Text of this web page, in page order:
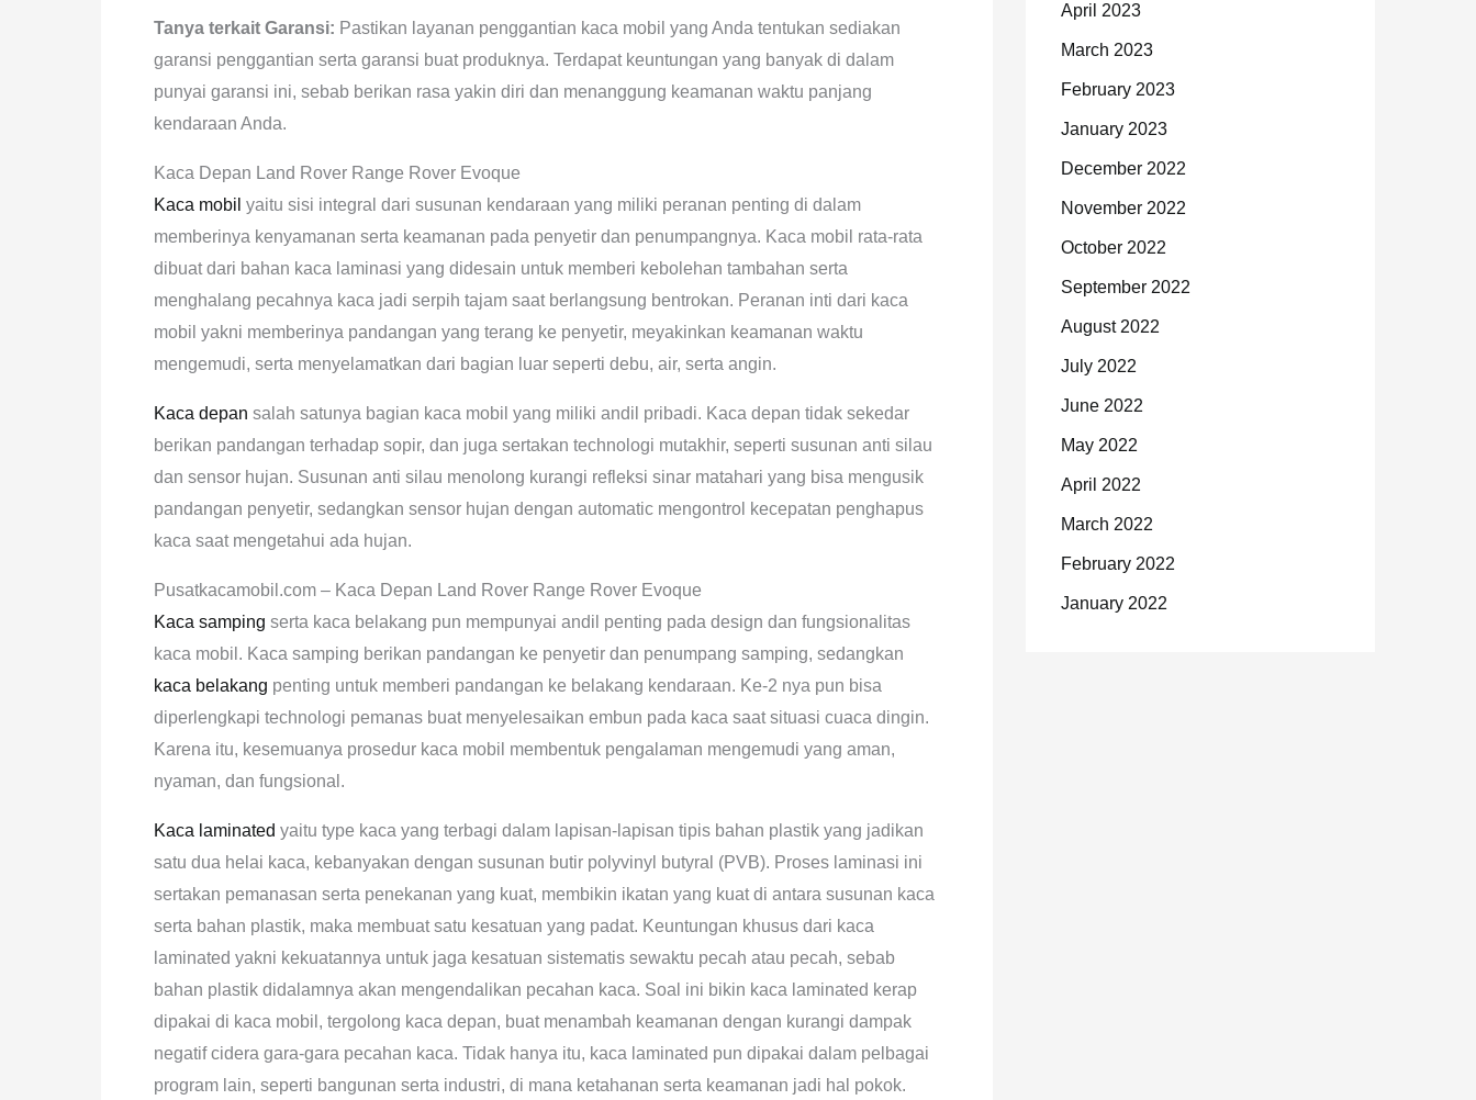
Tanya terkait Garansi: Pastikan layanan penggantian kaca mobil yang Anda tentukan sediakan
garansi penggantian serta garansi buat produknya. Terdapat keuntungan yang banyak di dalam
punyai garansi ini, sebab berikan rasa yakin diri dan menanggung keamanan waktu panjang
kendaraan Anda.
Kaca Depan Land Rover Range Rover Evoque
Kaca mobil yaitu sisi integral dari susunan kendaraan yang miliki peranan penting di dalam
memberinya kenyamanan serta keamanan pada penyetir dan penumpangnya. Kaca mobil rata-rata
dibuat dari bahan kaca laminasi yang didesain untuk memberi kebolehan tambahan serta
menghalang pecahnya kaca jadi serpih tajam saat berlangsung bentrokan. Peranan inti dari kaca
mobil yakni memberinya pandangan yang terang ke penyetir, meyakinkan keamanan waktu
mengemudi, serta menyelamatkan dari bagian luar seperti debu, air, serta angin.
Kaca depan salah satunya bagian kaca mobil yang miliki andil pribadi. Kaca depan tidak sekedar
berikan pandangan terhadap sopir, dan juga sertakan technologi mutakhir, seperti susunan anti silau
dan sensor hujan. Susunan anti silau menolong kurangi refleksi sinar matahari yang bisa mengusik
pandangan penyetir, sedangkan sensor hujan dengan automatic mengontrol kecepatan penghapus
kaca saat mengetahui ada hujan.
Pusatkacamobil.com – Kaca Depan Land Rover Range Rover Evoque
Kaca samping serta kaca belakang pun mempunyai andil penting pada design dan fungsionalitas
kaca mobil. Kaca samping berikan pandangan ke penyetir dan penumpang samping, sedangkan
kaca belakang penting untuk memberi pandangan ke belakang kendaraan. Ke-2 nya pun bisa
diperlengkapi technologi pemanas buat menyelesaikan embun pada kaca saat situasi cuaca dingin.
Karena itu, kesemuanya prosedur kaca mobil membentuk pengalaman mengemudi yang aman,
nyaman, dan fungsional.
Kaca laminated yaitu type kaca yang terbagi dalam lapisan-lapisan tipis bahan plastik yang jadikan
satu dua helai kaca, kebanyakan dengan susunan butir polyvinyl butyral (PVB). Proses laminasi ini
sertakan pemanasan serta penekanan yang kuat, membikin ikatan yang kuat di antara susunan kaca
serta bahan plastik, maka membuat satu kesatuan yang padat. Keuntungan khusus dari kaca
laminated yakni kekuatannya untuk jaga kesatuan sistematis sewaktu pecah atau pecah, sebab
bahan plastik didalamnya akan mengendalikan pecahan kaca. Soal ini bikin kaca laminated kerap
dipakai di kaca mobil, tergolong kaca depan, buat menambah keamanan dengan kurangi dampak
negatif cidera gara-gara pecahan kaca. Tidak hanya itu, kaca laminated pun dipakai dalam pelbagai
program lain, seperti bangunan serta industri, di mana ketahanan serta keamanan jadi hal pokok.
April 2023
March 2023
February 2023
January 2023
December 2022
November 2022
October 2022
September 2022
August 2022
July 2022
June 2022
May 2022
April 2022
March 2022
February 2022
January 2022